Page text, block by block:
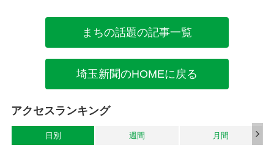
まちの話題の記事一覧
埼玉新聞のHOMEに戻る
アクセスランキング
日別 週間 月間